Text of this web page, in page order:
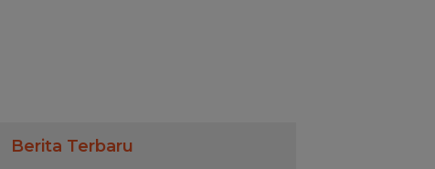
Berita Terbaru